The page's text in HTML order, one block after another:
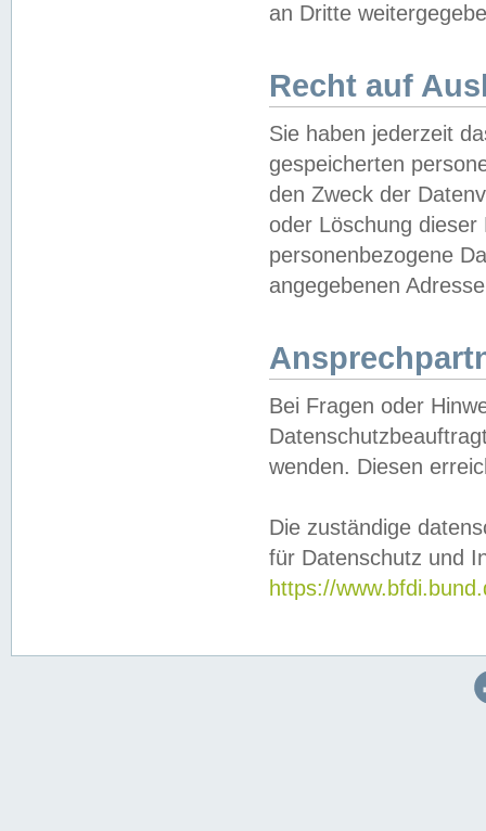
an Dritte
Recht auf
Sie haben jederzeit
gespeicherten
den Zweck der
oder Löschung
personenbezogene
angegebenen
Bei Fragen oder
wenden. Diesen
Die zuständige
für Datenschutz und
https://